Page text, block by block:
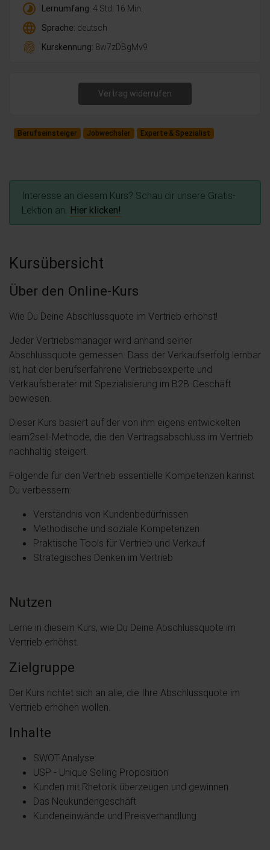
timelapse Lernumfang: 4 Std. 16 Min.
language Sprache: deutsch
fingerprint Kurskennung: 8w7zDBgMv9
Vertrag widerrufen
Berufseinsteiger Jobwechsler Experte & Spezialist
Interesse an diesem Kurs? Schau dir unsere Gratis-
Lektion an. Hier klicken!
Kursübersicht
Über den Online-Kurs
Wie Du Deine Abschlussquote im Vertrieb erhöhst!
Jeder Vertriebsmanager wird anhand seiner
Abschlussquote gemessen. Dass der Verkaufserfolg lernbar
ist, hat der berufserfahrene Vertriebsexperte und
Verkaufsberater mit Spezialisierung im B2B-Geschäft
bewiesen.
Dieser Kurs basiert auf der von ihm eigens entwickelten
learn2sell-Methode, die den Vertragsabschluss im Vertrieb
nachhaltig steigert.
Folgende für den Vertrieb essentielle Kompetenzen kannst
Du verbessern:
Verständnis von Kundenbedürfnissen
Methodische und soziale Kompetenzen
Praktische Tools für Vertrieb und Verkauf
Strategisches Denken im Vertrieb
Nutzen
Lerne in diesem Kurs, wie Du Deine Abschlussquote im
Vertrieb erhöhst.
Zielgruppe
Der Kurs richtet sich an alle, die Ihre Abschlussquote im
Vertrieb erhöhen wollen.
Inhalte
SWOT-Analyse
USP - Unique Selling Proposition
Kunden mit Rhetorik überzeugen und gewinnen
Das Neukundengeschäft
Kundeneinwände und Preisverhandlung